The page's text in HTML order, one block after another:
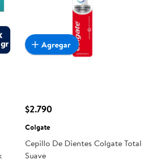
$2.790
Colgate
Cepillo De Dientes Colgate Total
Suave
Agregar